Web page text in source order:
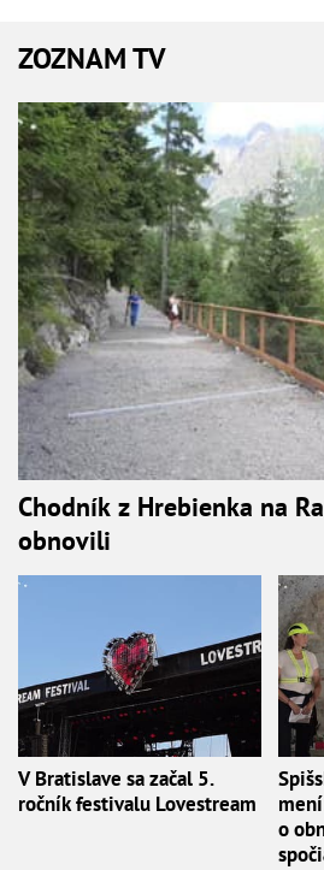
ZOZNAM TV
Chodník z Hrebienka na
obnovili
V Bratislave sa začal 5.
ročník festivalu Lovestream
o